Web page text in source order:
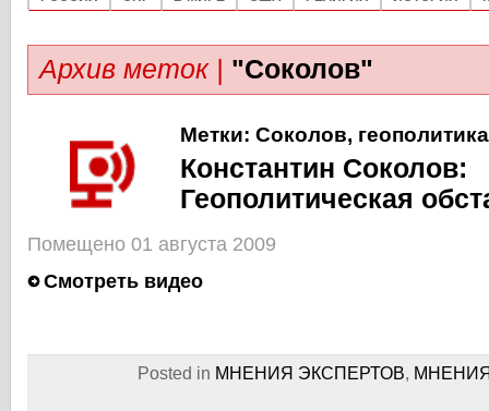
Архив меток | "Соколов"
Метки: Соколов, геополитика
Константин Соколов:
Геополитическая
Помещено 01 августа 2009
Смотреть видео
Posted in МНЕНИЯ ЭКСПЕРТОВ,